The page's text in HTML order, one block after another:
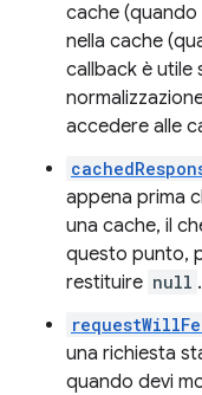
cache (quando
nella cache
callback è utile
accedere alle
appena prima
una cache, il
questo punto,
restituire null .
una richiesta
quando devi